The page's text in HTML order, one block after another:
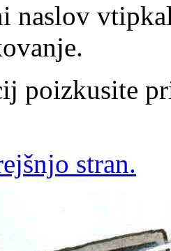
naslov
poizkusite
stran.